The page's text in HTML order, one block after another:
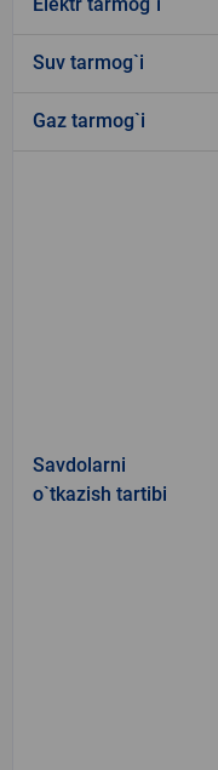
Suv tarmog`i
Gaz tarmog`i
Savdolarni
o`tkazish tartibi